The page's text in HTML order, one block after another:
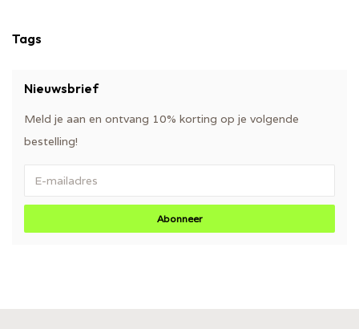
Tags
Nieuwsbrief
Meld je aan en ontvang 10% korting op je volgende
bestelling!
Abonneer